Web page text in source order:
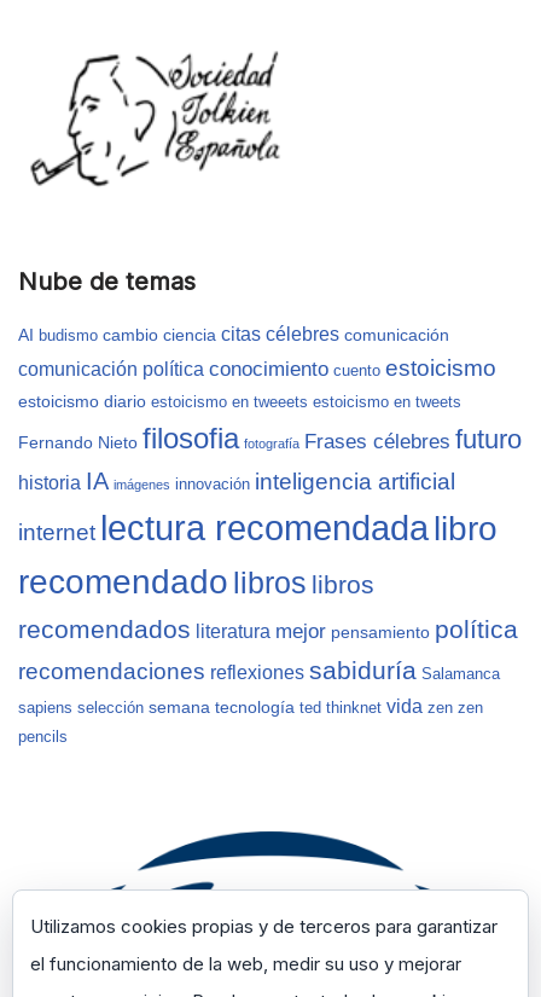
Nube de temas
AI budismo cambio ciencia citas célebres comunicación
comunicación política conocimiento cuento estoicismo
estoicismo diario estoicismo en tweeets estoicismo en tweets
Fernando Nieto filosofia fotografía Frases célebres futuro
historia IA imágenes innovación inteligencia artificial
internet lectura recomendadalibro
recomendado libros libros
recomendados literatura mejor pensamiento política
recomendaciones reflexiones sabiduría Salamanca
sapiens selección semana tecnología ted thinknet vida zen zen
pencils
Utilizamos cookies propias y de terceros para garantizar
el funcionamiento de la web, medir su uso y mejorar